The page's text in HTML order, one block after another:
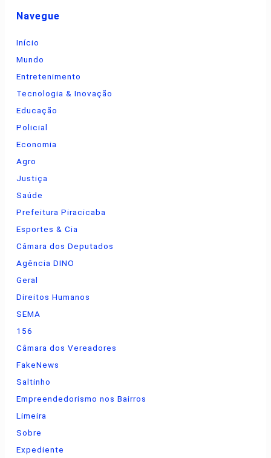
Navegue
Início
Mundo
Entretenimento
Tecnologia & Inovação
Educação
Policial
Economia
Agro
Justiça
Saúde
Prefeitura Piracicaba
Esportes & Cia
Câmara dos Deputados
Agência DINO
Geral
Direitos Humanos
SEMA
156
Câmara dos Vereadores
FakeNews
Saltinho
Empreendedorismo nos Bairros
Limeira
Sobre
Expediente